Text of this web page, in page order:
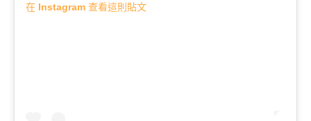
在 Instagram 查看這則貼文